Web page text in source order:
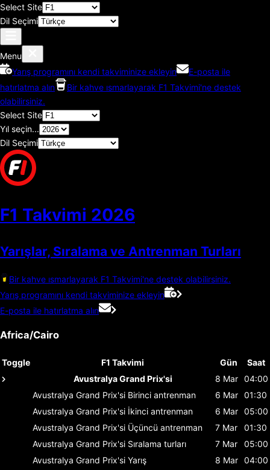
Select Site
Dil Seçimi
Menu
Yarış programını kendi takviminize ekleyin
E-posta ile
hatırlatma alın
Bir kahve ısmarlayarak F1 Takvimi'ne destek
olabilirsiniz.
Select Site
Yıl seçin...
Dil Seçimi
F1 Takvimi 2026
Yarışlar, Sıralama ve Antrenman Turları
Bir kahve ısmarlayarak F1 Takvimi'ne destek olabilirsiniz.
Yarış programını kendi takviminize ekleyin
E-posta ile hatırlatma alın
Africa/Cairo
Toggle F1 Takvimi Gün
Saat
Avustralya Grand Prix'si
8 Mar 04:00
Avustralya Grand Prix'si Birinci antrenman 6 Mar 01:30
Avustralya Grand Prix'si İkinci antrenman 6 Mar 05:00
Avustralya Grand Prix'si Üçüncü antrenman 7 Mar
01:30
Avustralya Grand Prix'si Sıralama turları 7 Mar
05:00
Avustralya Grand Prix'si Yarış 8 Mar 04:00